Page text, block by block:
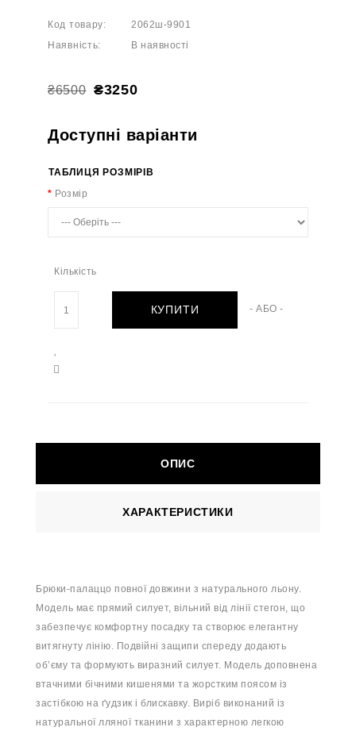
Код товару:
2062ш-9901
Наявність:
В наявності
₴6500 ₴3250
Доступні варіанти
ТАБЛИЦЯ РОЗМІРІВ
Розмір
Кількість
КУПИТИ - АБО -
ОПИС
ХАРАКТЕРИСТИКИ
Брюки-палаццо повної довжини з натурального льону.
Модель має прямий силует, вільний від лінії стегон, що
забезпечує комфортну посадку та створює елегантну
витягнуту лінію. Подвійні защипи спереду додають
об’єму та формують виразний силует. Модель доповнена
втачними бічними кишенями та жорстким поясом із
застібкою на ґудзик і блискавку. Виріб виконаний із
натуральної лляної тканини з характерною легкою